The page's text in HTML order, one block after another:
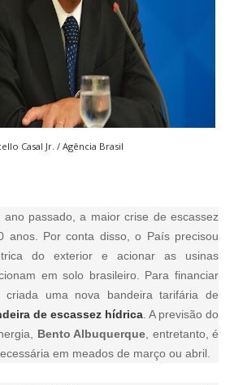
Casal Jr. / Agência Brasil
passado, a maior crise de escassez
anos. Por conta disso, o País precisou
do exterior e acionar as usinas
em solo brasileiro. Para financiar
uma nova bandeira tarifária de
de escassez hídrica . A previsão do
Bento Albuquerque , entretanto, é
em meados de março ou abril.